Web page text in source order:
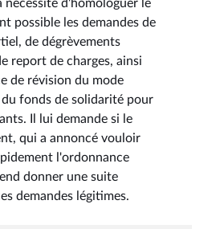
nécessité d'homologuer le
possible les demandes de
de dégrèvements
report de charges, ainsi
de révision du mode
fonds de solidarité pour
Il lui demande si le
qui a annoncé vouloir
l'ordonnance
donner une suite
demandes légitimes.